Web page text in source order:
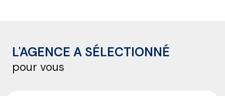
L'AGENCE A SÉLECTIONNÉ
pour vous